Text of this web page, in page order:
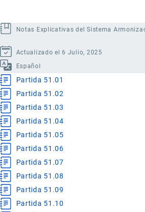
Notas Explicativas del Sistema
Actualizado el 6 Julio, 2025
Español
Partida 51.01
Partida 51.02
Partida 51.03
Partida 51.04
Partida 51.05
Partida 51.06
Partida 51.07
Partida 51.08
Partida 51.09
Partida 51.10